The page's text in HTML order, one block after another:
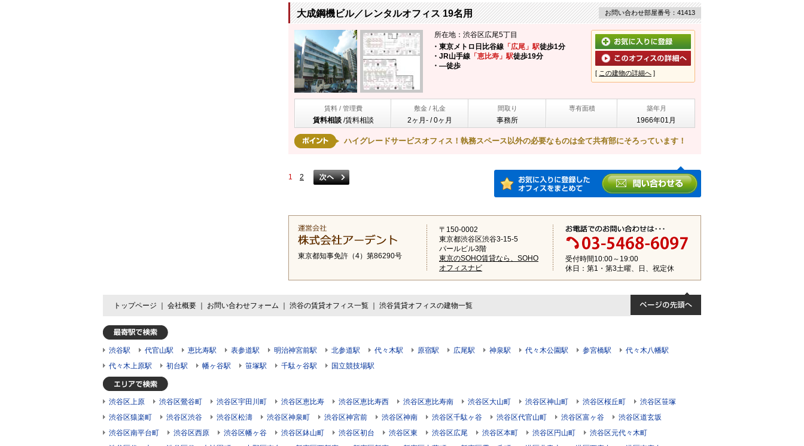
大成鋼機ビル／レンタルオフィス 19名用 お問い合わせ部屋番号：41413
所在地：渋谷区広尾5丁目
・東京メトロ日比谷線 「広尾」駅徒歩1分
・JR山手線 「恵比寿」駅徒歩19分
・―徒歩
[ この建物の詳細へ ]
賃料 / 管理費 敷金 / 礼金 間取り 専有面積 築年月
賃料相談/賃料相談 2ヶ月- / 0ヶ月 事務所 1966年01月
ハイグレードサービスオフィス！執務スペース以外の必要なものは全て共有部にそろっています！
1 2
東京都知事免許（4）第86290号
〒150-0002
東京都渋谷区渋谷3-15-5
パールビル3階
東京のSOHO賃貸なら、SOHO
オフィスナビ
受付時間10:00～19:00
休日：第1・第3土曜、日、祝定休
トップページ 会社概要 お問い合わせフォーム 渋谷の賃貸オフィス一覧 渋谷賃貸オフィスの建物一覧
渋谷駅 代官山駅 恵比寿駅 表参道駅 明治神宮前駅 北参道駅 代々木駅 原宿駅 広尾駅 神泉駅 代々木公園駅 参宮橋駅
代々木八幡駅
代々木上原駅
初台駅 幡ヶ谷駅 笹塚駅 千駄ヶ谷駅 国立競技場駅
渋谷区上原 渋谷区鶯谷町 渋谷区宇田川町 渋谷区恵比寿 渋谷区恵比寿西 渋谷区恵比寿南 渋谷区大山町 渋谷区神山町 渋谷区桜丘町
渋谷区笹塚
渋谷区猿楽町
渋谷区渋谷 渋谷区松濤 渋谷区神泉町 渋谷区神宮前 渋谷区神南 渋谷区千駄ヶ谷 渋谷区代官山町 渋谷区富ヶ谷
渋谷区道玄坂
渋谷区南平台町
渋谷区西原 渋谷区幡ヶ谷 渋谷区鉢山町 渋谷区初台 渋谷区東 渋谷区広尾 渋谷区本町 渋谷区円山町
渋谷区元代々木町